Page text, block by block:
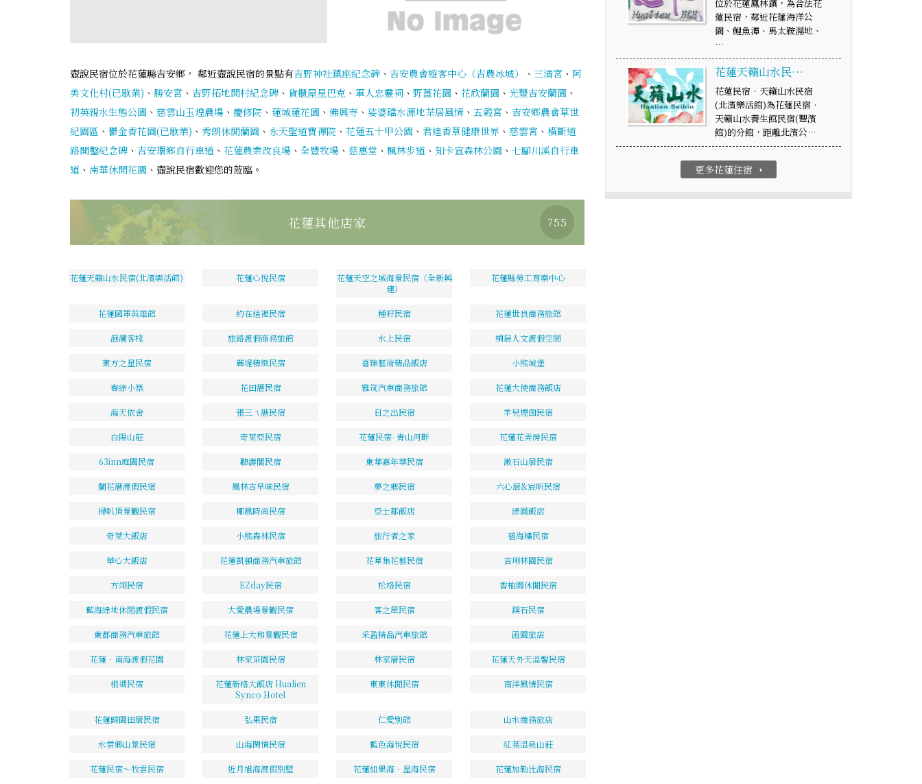
壺說民宿位於花蓮縣吉安鄉， 鄰近壺說民宿的景點有吉野神社鎮座紀念碑 、 吉安農會遊客中心（吉農冰城） 、 三清宮 、 阿
美文化村(已歇業) 、 勝安宮 、 吉野拓地開村紀念碑 、 貨櫃屋星巴克 、 軍人忠靈祠 、 野薑花園 、 花欣蘭園 、 光豐吉安蘭園 、
初英親水生態公園 、 慈雲山玉煌農場 、 慶修院 、 蓮城蓮花園 、 佛興寺 、 娑婆礑水源地茶居風情 、 五榖宮 、 吉安鄉農會草世
紀園區 、 鬱金香花園(已歇業) 、 秀朗休閒蘭園 、 永天聖道寶禪院 、 花蓮五十甲公園 、 君達香草健康世界 、 慈雲宮 、 橫斷道
路開鑿紀念碑 、 吉安環鄉自行車道 、 花蓮農業改良場 、 全豐牧場 、 慈惠堂 、 楓林步道 、 知卡宣森林公園 、 七腳川溪自行車
道 、 南華休閒花園 、壺說民宿歡迎您的蒞臨。
花蓮其他店家 755
花蓮天籟山水民宿(北濱樂活館) 花蓮心悅民宿
花蓮天空之城海景民宿（全新興
建）
花蓮縣勞工育樂中心
花蓮國軍英雄館 約在這裡民宿 種籽民宿 花蓮世良商務旅館
洄瀾客棧 旅路渡假商務旅館 水上民宿 桐居人文渡假空間
東方之星民宿 麗堤精緻民宿 喜臻藝術精品飯店 小熊城堡
春綠小築 花田厝民宿 雅筑汽車商務旅館 花蓮大使商務飯店
海天依舍 張三ㄟ厝民宿 日之出民宿 羊兒煙囪民宿
白陽山莊 奇萊亞民宿 花蓮民宿- 青山河畔 花蓮花弄房民宿
63inn庭園民宿 聽濤閣民宿 東華嘉年華民宿 漱石山居民宿
蘭花厝渡假民宿 鳳林古早味民宿 夢之鄉民宿 六心居&宸昕民宿
掃叭頂景觀民宿 椰風時尚民宿 亞士都飯店 綠園飯店
奇萊大飯店 小熊森林民宿 旅行者之家 碧海樓民宿
華心大飯店 花蓮凱頓商務汽車旅館 花草集花藝民宿 吉琍林園民宿
方翊民宿 EZday民宿 松格民宿 香柚園休閒民宿
藍海綠地休閒渡假民宿 大愛農場景觀民宿 客之屋民宿 鏷石民宿
東都商務汽車旅館 花蓮上大和景觀民宿 采盈精品汽車旅館 函園旅店
花蓮‧南海渡假花園 林家茶園民宿 林家厝民宿 花蓮天外天溫馨民宿
相遇民宿
花蓮新格大飯店 Hualien
Synco Hotel
東東休閒民宿 南洋風情民宿
花蓮歸園田居民宿 弘果民宿 仁愛別館 山水商務旅店
水雲鄉山景民宿 山海閑情民宿 藍色海悅民宿 紅葉溫泉山莊
花蓮民宿～牧雲民宿 近月旭海渡假別墅 花蓮如果海．星海民宿 花蓮加勒比海民宿
位於花蓮鳳林鎮，為合法花
蓮民宿，鄰近花蓮海洋公
園、鯉魚潭、馬太鞍濕地、
…
花蓮天籟山水民…
花蓮民宿‧天籟山水民宿
(北濱樂活館)為花蓮民宿‧
天籟山水養生館民宿(豐濱
館)的分館，距離北濱公…
更多花蓮住宿 arrow_right